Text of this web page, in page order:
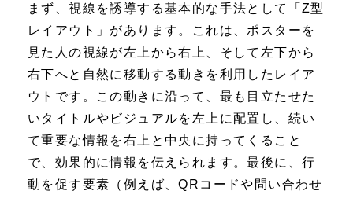
まず、視線を誘導する基本的な手法として「Z型
レイアウト」があります。これは、ポスターを
見た人の視線が左上から右上、そして左下から
右下へと自然に移動する動きを利用したレイア
ウトです。この動きに沿って、最も目立たせた
いタイトルやビジュアルを左上に配置し、続い
て重要な情報を右上と中央に持ってくること
で、効果的に情報を伝えられます。最後に、行
動を促す要素（例えば、QRコードや問い合わせ